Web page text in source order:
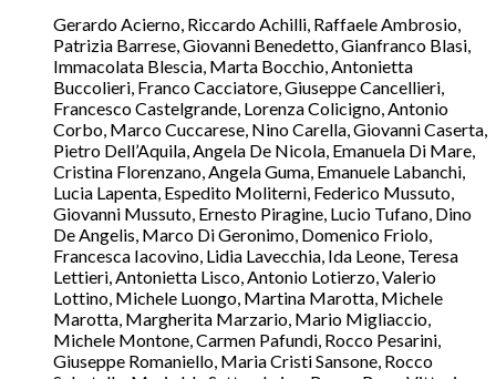
Gerardo Acierno, Riccardo Achilli, Raffaele Ambrosio,
Patrizia Barrese, Giovanni Benedetto, Gianfranco Blasi,
Immacolata Blescia, Marta Bocchio, Antonietta
Buccolieri, Franco Cacciatore, Giuseppe Cancellieri,
Francesco Castelgrande, Lorenza Colicigno, Antonio
Corbo, Marco Cuccarese, Nino Carella, Giovanni Caserta,
Pietro Dell’Aquila, Angela De Nicola, Emanuela Di Mare,
Cristina Florenzano, Angela Guma, Emanuele Labanchi,
Lucia Lapenta, Espedito Moliterni, Federico Mussuto,
Giovanni Mussuto, Ernesto Piragine, Lucio Tufano, Dino
De Angelis, Marco Di Geronimo, Domenico Friolo,
Francesca Iacovino, Lidia Lavecchia, Ida Leone, Teresa
Lettieri, Antonietta Lisco, Antonio Lotierzo, Valerio
Lottino, Michele Luongo, Martina Marotta, Michele
Marotta, Margherita Marzario, Mario Migliaccio,
Michele Montone, Carmen Pafundi, Rocco Pesarini,
Giuseppe Romaniello, Maria Cristi Sansone, Rocco